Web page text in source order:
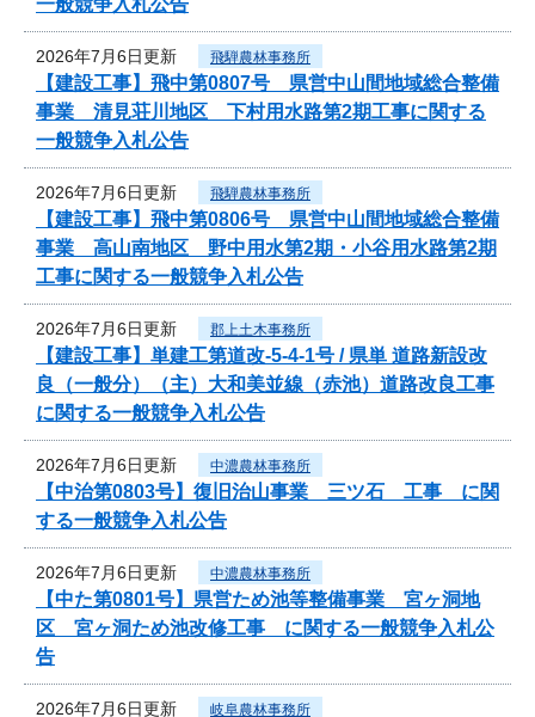
2026年7月6日更新 飛騨農林事務所
【建設工事】飛中第0807号 県営中山間地域総合整備
事業 清見荘川地区 下村用水路第2期工事に関する
一般競争入札公告
2026年7月6日更新 飛騨農林事務所
【建設工事】飛中第0806号 県営中山間地域総合整備
事業 高山南地区 野中用水第2期・小谷用水路第2期
工事に関する一般競争入札公告
2026年7月6日更新 郡上土木事務所
【建設工事】単建工第道改-5-4-1号 / 県単 道路新設改
良（一般分）（主）大和美並線（赤池）道路改良工事
に関する一般競争入札公告
2026年7月6日更新 中濃農林事務所
【中治第0803号】復旧治山事業 三ツ石 工事 に関
する一般競争入札公告
2026年7月6日更新 中濃農林事務所
【中た第0801号】県営ため池等整備事業 宮ヶ洞地
区 宮ヶ洞ため池改修工事 に関する一般競争入札公
告
2026年7月6日更新 岐阜農林事務所